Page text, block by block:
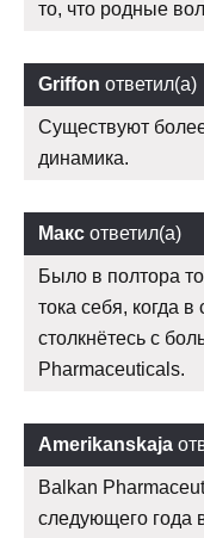
то, что родные
Griffon ответил(а)
Существуют
динамика.
Макс ответил(а)
Было в полтора
тока себя, когда
столкнётесь с
Pharmaceuticals.
Amerikanskaja
Balkan
следующего года